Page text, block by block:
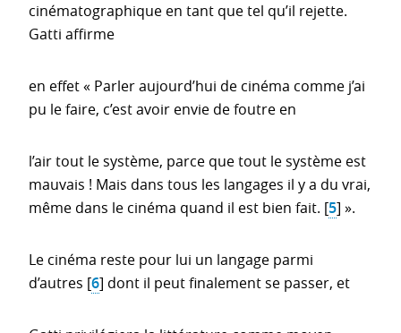
cinématographique en tant que tel qu’il rejette.
Gatti affirme
en effet « Parler aujourd’hui de cinéma comme j’ai
pu le faire, c’est avoir envie de foutre en
l’air tout le système, parce que tout le système est
mauvais ! Mais dans tous les langages il y a du vrai,
même dans le cinéma quand il est bien fait. [5] ».
Le cinéma reste pour lui un langage parmi
d’autres [6] dont il peut finalement se passer, et